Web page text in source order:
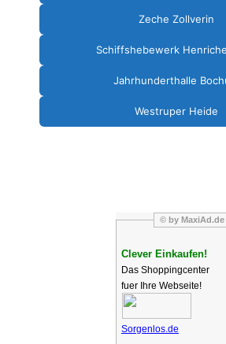
Zeche Zollverin
Schiffshebewerk
Jahrhunderthalle
Westruper Heide
© by MaxiAd.de
Clever Einkaufen!
Das Shoppingcenter
fuer Ihre Webseite!
Sorgenlos.de